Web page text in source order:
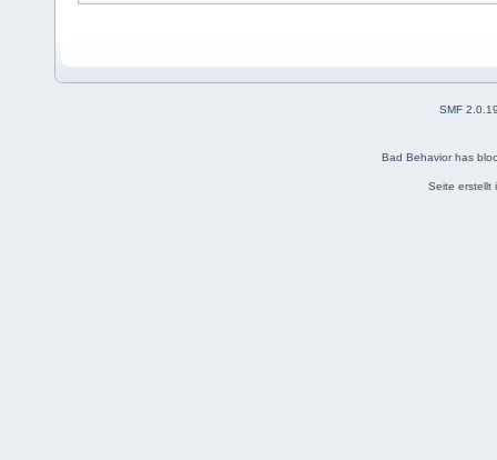
SMF
Bad Behaviorhas
Seite erstellt